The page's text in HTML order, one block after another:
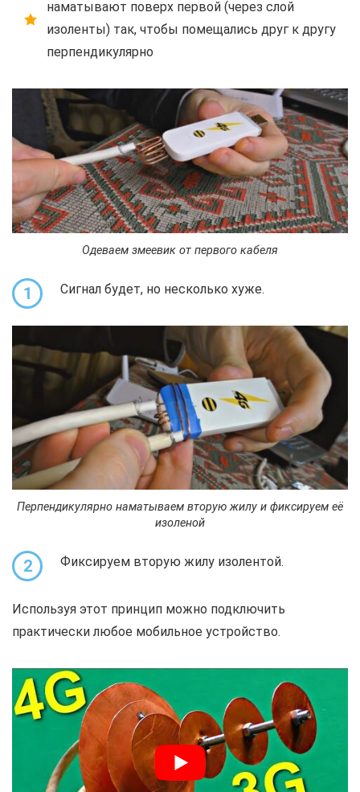
наматывают поверх первой (через слой
изоленты) так, чтобы помещались друг к другу
перпендикулярно
Одеваем змеевик от первого кабеля
1 Сигнал будет, но несколько хуже.
Перпендикулярно наматываем вторую жилу и фиксируем её
изоленой
2 Фиксируем вторую жилу изолентой.
Используя этот принцип можно подключить
практически любое мобильное устройство.